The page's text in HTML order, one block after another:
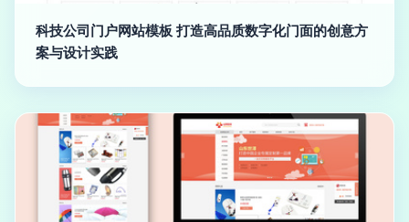
科技公司门户网站模板 打造高品质数字化门面的创意方
案与设计实践